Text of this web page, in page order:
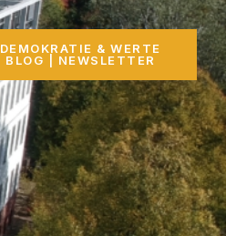
DEMOKRATIE & WERTE
BLOG | NEWSLETTER